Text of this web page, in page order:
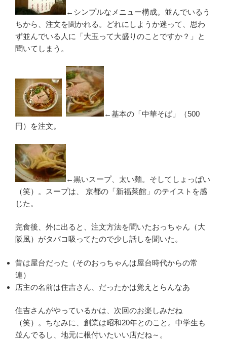
←シンプルなメニュー構成。並んでいるう
ちから、注文を聞かれる。どれにしようか迷って、思わ
ず並んでいる人に「大玉って大盛りのことですか？」と
聞いてしまう。
←基本の「中華そば」（500
円）を注文。
←黒いスープ、太い麺。そしてしょっぱい
（笑）。スープは、 京都の「新福菜館」のテイストを感
じた。
完食後、外に出ると、注文方法を聞いたおっちゃん（大
阪風）がタバコ吸ってたので少し話しを聞いた。
昔は屋台だった（そのおっちゃんは屋台時代からの常
連）
店主の名前は住吉さん、だったかは覚えとらんなあ
住吉さんがやっているかは、次回のお楽しみだね
（笑）。ちなみに、創業は昭和20年とのこと。中学生も
並んでるし、地元に根付いたいい店だね～。